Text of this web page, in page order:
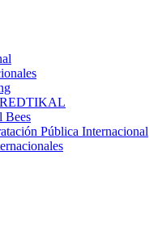
REDTIKAL
Bees
Pública Internacional